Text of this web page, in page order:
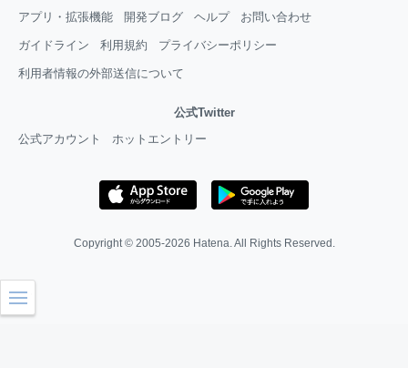
アプリ・拡張機能
開発ブログ ヘルプ お問い合わせ
ガイドライン 利用規約 プライバシーポリシー
利用者情報の外部送信について
公式Twitter
公式アカウント
ホットエントリー
Copyright © 2005-2026 Hatena. All Rights Reserved.